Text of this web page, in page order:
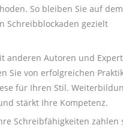
So bleiben Sie auf
Schreibblockaden gezielt
anderen Autoren und
Sie von erfolgreichen
für Ihren Stil.
stärkt Ihre Kompetenz.
Schreibfähigkeiten zahlen